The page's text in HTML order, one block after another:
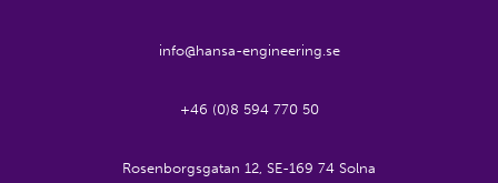
info@hansa-engineering.se
+46 (0)8 594 770 50
Rosenborgsgatan 12, SE-169 74 Solna